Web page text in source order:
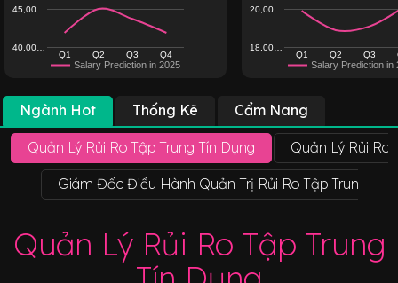
Salary Prediction in 2025
Q1 Q2 Q3 Q4
40,00…
45,00…
Salary Prediction in
Q1 Q2 Q3
18,00…
20,00…
Ngành Hot Thống Kê Cẩm Nang
Quản Lý Rủi Ro Tập Trung Tín Dụng Quản Lý Rủi Ro
Giám Đốc Điều Hành Quản Trị Rủi Ro Tập Trung Tín
Quản Lý Rủi Ro Tập Trung